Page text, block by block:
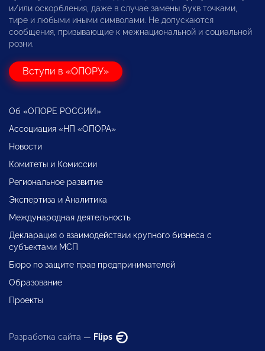
и/или оскорбления, даже в случае замены букв точками,
тире и любыми иными символами. Не допускаются
сообщения, призывающие к межнациональной и социальной
розни.
Вступи в «ОПОРУ»
Об «ОПОРЕ РОССИИ»
Ассоциация «НП «ОПОРА»
Новости
Комитеты и Комиссии
Региональное развитие
Экспертиза и Аналитика
Международная деятельность
Декларация о взаимодействии крупного бизнеса с
субъектами МСП
Бюро по защите прав предпринимателей
Образование
Проекты
Разработка сайта — Flips